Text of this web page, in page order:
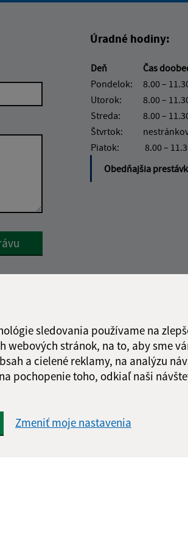
sledovania používame na
webových stránok, na to, aby sme
a cielené reklamy, na analýzu
pochopenie toho, odkiaľ naši
Zmeniť moje nastavenia
Úradné hodiny:
Deň
Čas
Pondelok:
8.00 –
Utorok:
8.00 –
Streda:
8.00 –
Štvrtok:
Piatok:
8.00 –
Obedňajšia